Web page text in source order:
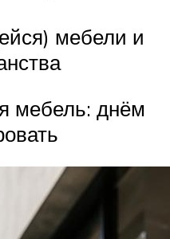
мебели и
мебель: днём